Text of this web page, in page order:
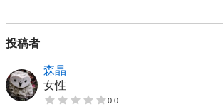
投稿者
森晶
女性
0.0